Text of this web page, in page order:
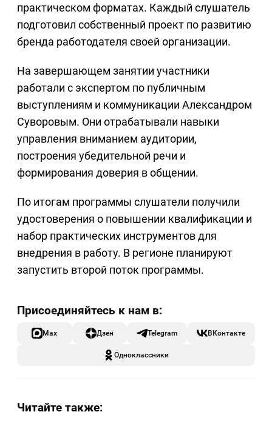
практическом форматах. Каждый слушатель
подготовил собственный проект по развитию
бренда работодателя своей организации.
На завершающем занятии участники
работали с экспертом по публичным
выступлениям и коммуникации Александром
Суворовым. Они отрабатывали навыки
управления вниманием аудитории,
построения убедительной речи и
формирования доверия в общении.
По итогам программы слушатели получили
удостоверения о повышении квалификации и
набор практических инструментов для
внедрения в работу. В регионе планируют
запустить второй поток программы.
Max Дзен Telegram ВКонтакте
Одноклассники
Читайте также: